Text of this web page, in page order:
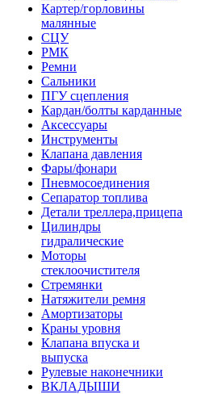
Картер/горловины
малянные
СЦУ
РМК
Ремни
Сальники
ПГУ сцепления
Кардан/болты карданные
Аксессуары
Инструменты
Клапана давления
Фары/фонари
Пневмосоединения
Сепаратор топлива
Детали треллера,прицепа
Цилиндры
гидралические
Моторы
стеклоочистителя
Стремянки
Натяжители ремня
Амортизаторы
Краны уровня
Клапана впуска и
выпуска
Рулевые наконечники
ВКЛАДЫШИ